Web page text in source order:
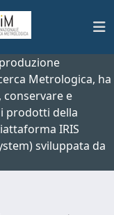
Metrologica, ha
e
prodotti della
IRIS
sviluppata da